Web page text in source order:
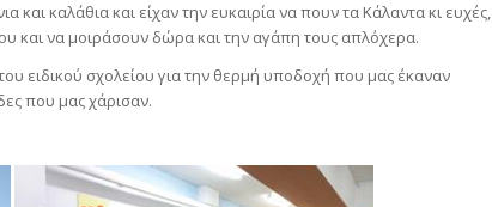
και καλάθια και είχαν την ευκαιρία να πουν τα Kάλαντα κι ευχές,
και να μοιράσουν δώρα και την αγάπη τους απλόχερα.
ειδικού σχολείου για την θερμή υποδοχή που μας έκαναν
που μας χάρισαν.